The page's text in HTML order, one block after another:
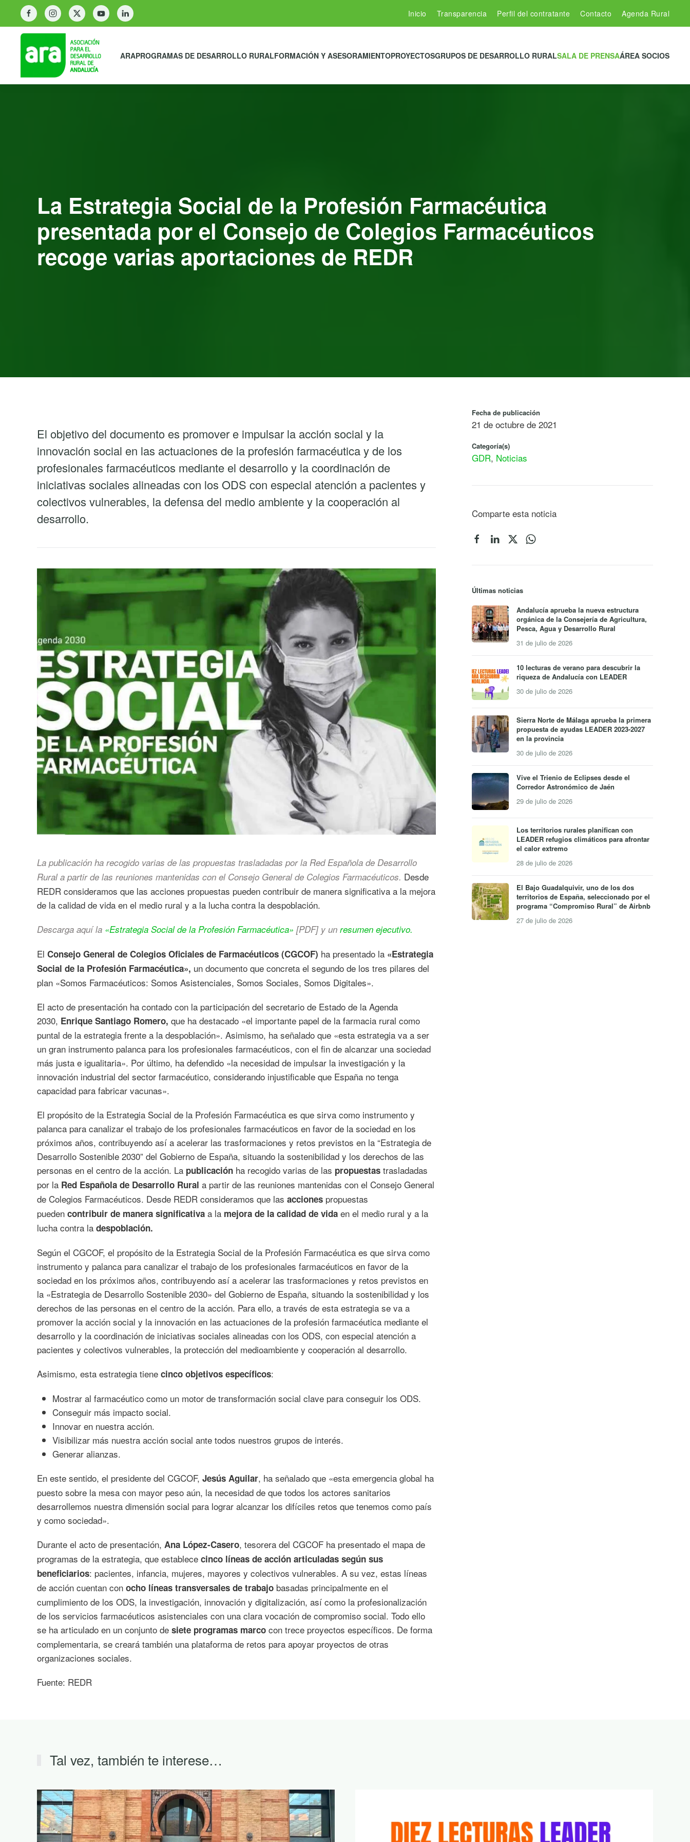
Inicio Transparencia Perfil del contratante Contacto Agenda Rural
ARAPROGRAMAS DE DESARROLLO RURALFORMACIÓN Y ASESORAMIENTOPROYECTOSGRUPOS DE DESARROLLO RURALSALA DE PRENSAÁREA SOCIOS
La Estrategia Social de la Profesión Farmacéutica
presentada por el Consejo de Colegios Farmacéuticos
recoge varias aportaciones de REDR
El objetivo del documento es promover e impulsar la acción social y la
innovación social en las actuaciones de la profesión farmacéutica y de los
profesionales farmacéuticos mediante el desarrollo y la coordinación de
iniciativas sociales alineadas con los ODS con especial atención a pacientes y
colectivos vulnerables, la defensa del medio ambiente y la cooperación al
desarrollo.
La publicación ha recogido varias de las propuestas trasladadas por la Red Española de Desarrollo
Rural a partir de las reuniones mantenidas con el Consejo General de Colegios Farmacéuticos. Desde
REDR consideramos que las acciones propuestas pueden contribuir de manera significativa a la mejora
de la calidad de vida en el medio rural y a la lucha contra la despoblación.
Descarga aquí la «Estrategia Social de la Profesión Farmacéutica» [PDF] y un resumen ejecutivo.
El Consejo General de Colegios Oficiales de Farmacéuticos (CGCOF) ha presentado la «Estrategia
Social de la Profesión Farmacéutica», un documento que concreta el segundo de los tres pilares del
plan «Somos Farmacéuticos: Somos Asistenciales, Somos Sociales, Somos Digitales».
El acto de presentación ha contado con la participación del secretario de Estado de la Agenda
2030, Enrique Santiago Romero, que ha destacado «el importante papel de la farmacia rural como
puntal de la estrategia frente a la despoblación». Asimismo, ha señalado que «esta estrategia va a ser
un gran instrumento palanca para los profesionales farmacéuticos, con el fin de alcanzar una sociedad
más justa e igualitaria». Por último, ha defendido «la necesidad de impulsar la investigación y la
innovación industrial del sector farmacéutico, considerando injustificable que España no tenga
capacidad para fabricar vacunas».
El propósito de la Estrategia Social de la Profesión Farmacéutica es que sirva como instrumento y
palanca para canalizar el trabajo de los profesionales farmacéuticos en favor de la sociedad en los
próximos años, contribuyendo así a acelerar las trasformaciones y retos previstos en la “Estrategia de
Desarrollo Sostenible 2030” del Gobierno de España, situando la sostenibilidad y los derechos de las
personas en el centro de la acción. La publicación ha recogido varias de las propuestas trasladadas
por la Red Española de Desarrollo Rural a partir de las reuniones mantenidas con el Consejo General
de Colegios Farmacéuticos. Desde REDR consideramos que las acciones propuestas
pueden contribuir de manera significativa a la mejora de la calidad de vida en el medio rural y a la
lucha contra la despoblación.
Según el CGCOF, el propósito de la Estrategia Social de la Profesión Farmacéutica es que sirva como
instrumento y palanca para canalizar el trabajo de los profesionales farmacéuticos en favor de la
sociedad en los próximos años, contribuyendo así a acelerar las trasformaciones y retos previstos en
la «Estrategia de Desarrollo Sostenible 2030» del Gobierno de España, situando la sostenibilidad y los
derechos de las personas en el centro de la acción. Para ello, a través de esta estrategia se va a
promover la acción social y la innovación en las actuaciones de la profesión farmacéutica mediante el
desarrollo y la coordinación de iniciativas sociales alineadas con los ODS, con especial atención a
pacientes y colectivos vulnerables, la protección del medioambiente y cooperación al desarrollo.
Asimismo, esta estrategia tiene cinco objetivos específicos:
Mostrar al farmacéutico como un motor de transformación social clave para conseguir los ODS.
Conseguir más impacto social.
Innovar en nuestra acción.
Visibilizar más nuestra acción social ante todos nuestros grupos de interés.
Generar alianzas.
En este sentido, el presidente del CGCOF, Jesús Aguilar, ha señalado que «esta emergencia global ha
puesto sobre la mesa con mayor peso aún, la necesidad de que todos los actores sanitarios
desarrollemos nuestra dimensión social para lograr alcanzar los difíciles retos que tenemos como país
y como sociedad».
Durante el acto de presentación, Ana López-Casero, tesorera del CGCOF ha presentado el mapa de
programas de la estrategia, que establece cinco líneas de acción articuladas según sus
beneficiarios: pacientes, infancia, mujeres, mayores y colectivos vulnerables. A su vez, estas líneas
de acción cuentan con ocho líneas transversales de trabajo basadas principalmente en el
cumplimiento de los ODS, la investigación, innovación y digitalización, así como la profesionalización
de los servicios farmacéuticos asistenciales con una clara vocación de compromiso social. Todo ello
se ha articulado en un conjunto de siete programas marco con trece proyectos específicos. De forma
complementaria, se creará también una plataforma de retos para apoyar proyectos de otras
organizaciones sociales.
Fuente: REDR
Fecha de publicación
21 de octubre de 2021
Categoría(s)
GDR, Noticias
Comparte esta noticia
Últimas noticias
Andalucía aprueba la nueva estructura
orgánica de la Consejería de Agricultura,
Pesca, Agua y Desarrollo Rural
31 de julio de 2026
10 lecturas de verano para descubrir la
riqueza de Andalucía con LEADER
30 de julio de 2026
Sierra Norte de Málaga aprueba la primera
propuesta de ayudas LEADER 2023-2027
en la provincia
30 de julio de 2026
Vive el Trienio de Eclipses desde el
Corredor Astronómico de Jaén
29 de julio de 2026
Los territorios rurales planifican con
LEADER refugios climáticos para afrontar
el calor extremo
28 de julio de 2026
El Bajo Guadalquivir, uno de los dos
territorios de España, seleccionado por el
programa “Compromiso Rural” de Airbnb
27 de julio de 2026
Tal vez, también te interese…